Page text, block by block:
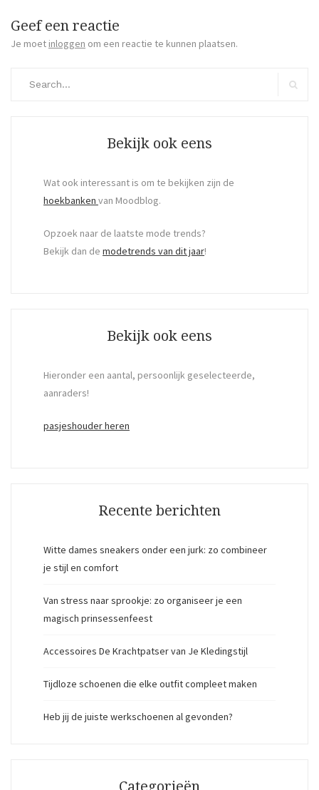
Geef een reactie
Je moet inloggen om een reactie te kunnen plaatsen.
Bekijk ook eens
Wat ook interessant is om te bekijken zijn de
hoekbanken van Moodblog.
Opzoek naar de laatste mode trends?
Bekijk dan de modetrends van dit jaar!
Bekijk ook eens
Hieronder een aantal, persoonlijk geselecteerde,
aanraders!
pasjeshouder heren
Recente berichten
Witte dames sneakers onder een jurk: zo combineer
je stijl en comfort
Van stress naar sprookje: zo organiseer je een
magisch prinsessenfeest
Accessoires De Krachtpatser van Je Kledingstijl
Tijdloze schoenen die elke outfit compleet maken
Heb jij de juiste werkschoenen al gevonden?